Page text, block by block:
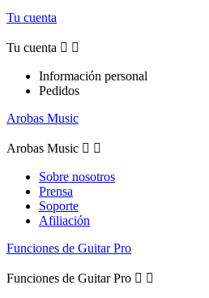
Tu cuenta
Tu cuenta  
Información personal
Pedidos
Arobas Music
Arobas Music  
Sobre nosotros
Prensa
Soporte
Afiliación
Funciones de Guitar Pro
Funciones de Guitar Pro  